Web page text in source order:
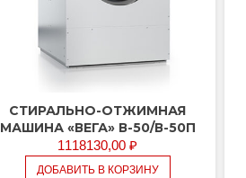
CТИРАЛЬНО-ОТЖИМНАЯ
МАШИНА «ВЕГА» В-50/В-50П
1118130,00₽
ДОБАВИТЬ В КОРЗИНУ